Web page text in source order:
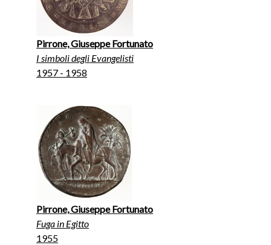
Pirrone, Giuseppe Fortunato
I simboli degli Evangelisti
1957 - 1958
Pirrone, Giuseppe Fortunato
Fuga in Egitto
1955